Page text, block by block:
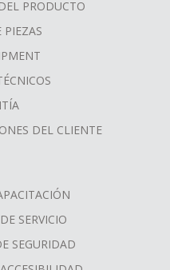
PRODUCTO
PIEZAS
DEL CLIENTE
SERVICIO
SEGURIDAD